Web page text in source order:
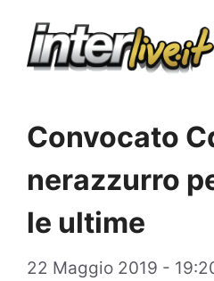
Convocato
nerazzurro
le ultime
22 Maggio 2019 -